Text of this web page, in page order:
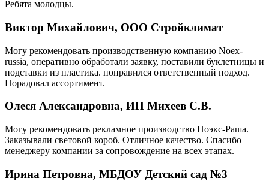
Ребята молодцы.
Виктор Михайлович, ООО Стройклимат
Могу рекомендовать производственную компанию Noex-
russia, оперативно обработали заявку, поставили буклетницы и
подставки из пластика. понравился ответственный подход.
Порадовал ассортимент.
Олеся Александровна, ИП Михеев С.В.
Могу рекомендовать рекламное производство Ноэкс-Раша.
Заказывали световой короб. Отличное качество. Спасибо
менеджеру компании за сопровождение на всех этапах.
Ирина Петровна, МБДОУ Детский сад №3